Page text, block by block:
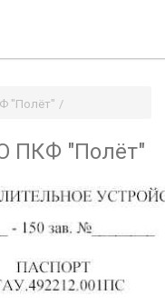
"Полёт" /
ПКФ "Полёт"